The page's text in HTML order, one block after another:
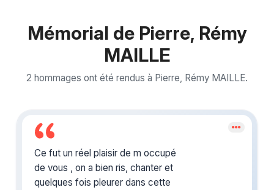
Mémorial de Pierre, Rémy
MAILLE
2 hommages ont été rendus à Pierre, Rémy MAILLE.
Ce fut un réel plaisir de m occupé
de vous , on a bien ris, chanter et
quelques fois pleurer dans cette